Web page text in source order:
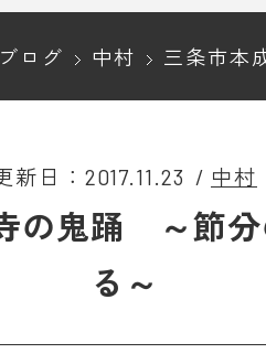
ログ 中村 三条市本成寺の
新日：2017.11.23 / 中村
の鬼踊 ～節
る～